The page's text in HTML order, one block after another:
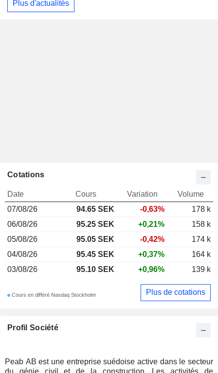
Plus d'actualités
Profil Société
Peab AB est une entreprise suédoise active dans le secteur
du génie civil et de la construction. Les activités de
Cotations
Date Cours Variation
Volume
07/08/26
94.65 SEK -0,63%
178 k
06/08/26
95.25 SEK +0,21%
158 k
05/08/26
95.05 SEK -0,42%
174 k
04/08/26
95.45 SEK +0,37%
164 k
03/08/26
95.10 SEK +0,96% 139 k
Cours en différé Nasdaq Stockholm Plus de cotations